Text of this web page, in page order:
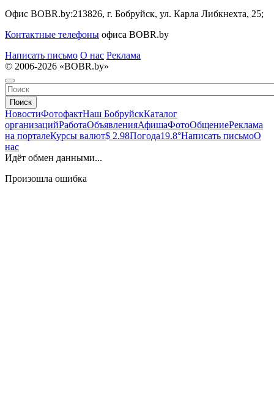
Офис BOBR.by:213826, г. Бобруйск, ул. Карла Либкнехта, 25;
Контактные телефоны офиса BOBR.by
Написать письмо О нас Реклама
© 2006-2026 «BOBR.by»
Поиск
НовостиФотофактНаш БобруйскКаталог
организацийРаботаОбъявленияАфишаФотоОбщениеРеклама
на порталеКурсы валют$ 2.98Погода19.8°Написать письмоО
нас
Идёт обмен данными...
Произошла ошибка